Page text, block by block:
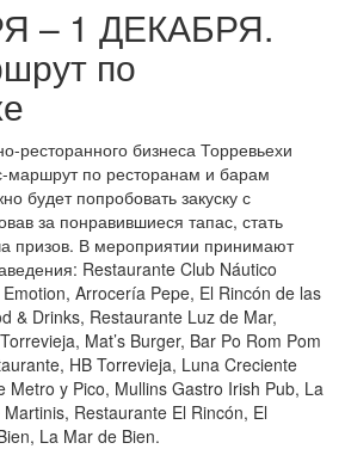
– 1 ДЕКАБРЯ.
по
ресторанного бизнеса Торревьехи
маршрут по ресторанам и барам
будет попробовать закуску с
за понравившиеся тапас, стать
призов. В мероприятии принимают
Restaurante Club Náutico
Arrocería Pepe, El Rincón de las
& Drinks, Restaurante Luz de Mar,
Mat’s Burger, Bar Po Rom Pom
HB Torrevieja, Luna Creciente
Metro y Pico, Mullins Gastro Irish Pub, La
Restaurante El Rincón, El
La Mar de Bien.